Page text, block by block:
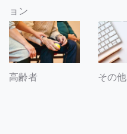
ョン
高齢者 その他